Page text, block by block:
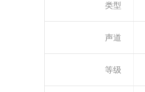
类型
声道
等级